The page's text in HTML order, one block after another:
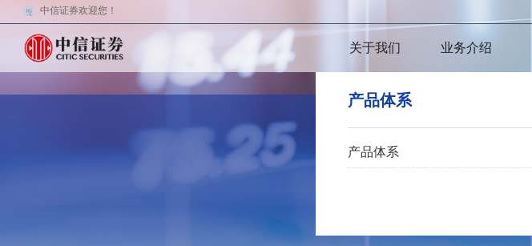
中信证券欢迎您！
关于我们 业务介绍
产品体系
产品体系